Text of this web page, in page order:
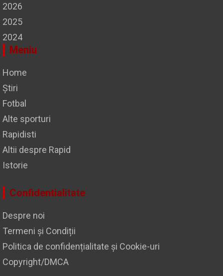
2026
2025
2024
Meniu
Home
Știri
Fotbal
Alte sporturi
Rapidisti
Altii despre Rapid
Istorie
Confidentialitate
Despre noi
Termeni și Condiții
Politica de confidențialitate și Cookie-uri
Copyright/DMCA